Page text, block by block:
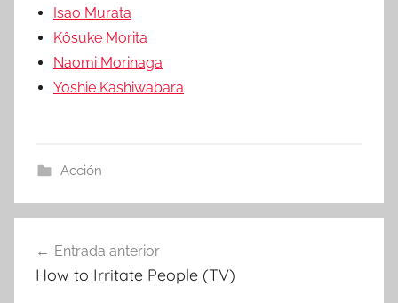
Isao Murata
Kôsuke Morita
Naomi Morinaga
Yoshie Kashiwabara
Acción
Navegación
de
Entrada anterior
How to Irritate People (TV)